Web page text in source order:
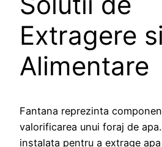
Extragere si
Alimentare
Fantana reprezinta
valorificarea unui foraj de
instalata pentru a extrage